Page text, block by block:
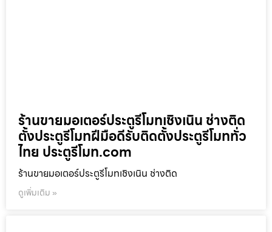
ร้านขายมอเตอร์ประตูรีโมทเชิงเนิน ช่างติด
ตั้งประตูรีโมทฝีมือดีรับติดตั้งประตูรีโมททั่ว
ไทย ประตูรีโมท.com
ร้านขายมอเตอร์ประตูรีโมทเชิงเนิน ช่างติด
ดูเพิ่มเติม »